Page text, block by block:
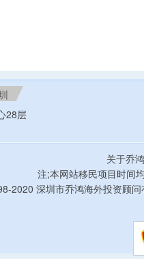
28层
关于乔鸿
注;本网站移民项目时间
2020 深圳市乔鸿海外投资顾